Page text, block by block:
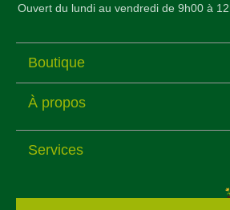
Ouvert du lundi au vendredi de 9h00 à
Boutique
À propos
Services